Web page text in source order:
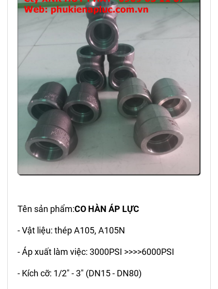
Tên sản phẩm:CO HÀN ÁP LỰC
- Vật liệu: thép A105, A105N
- Áp xuất làm việc: 3000PSI >>>>6000PSI
- Kích cỡ: 1/2" - 3" (DN15 - DN80)